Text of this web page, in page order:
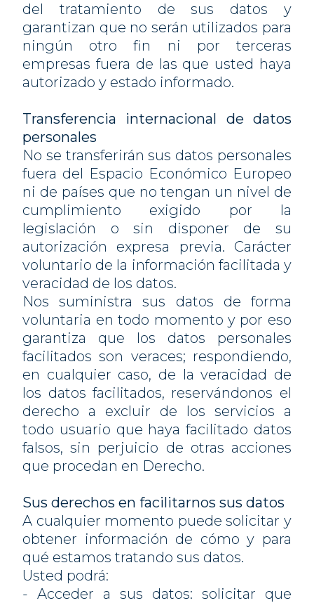
del tratamiento de sus datos y
garantizan que no serán utilizados para
ningún otro fin ni por terceras
empresas fuera de las que usted haya
autorizado y estado informado.
Transferencia internacional de datos
personales
No se transferirán sus datos personales
fuera del Espacio Económico Europeo
ni de países que no tengan un nivel de
cumplimiento exigido por la
legislación o sin disponer de su
autorización expresa previa. Carácter
voluntario de la información facilitada y
veracidad de los datos.
Nos suministra sus datos de forma
voluntaria en todo momento y por eso
garantiza que los datos personales
facilitados son veraces; respondiendo,
en cualquier caso, de la veracidad de
los datos facilitados, reservándonos el
derecho a excluir de los servicios a
todo usuario que haya facilitado datos
falsos, sin perjuicio de otras acciones
que procedan en Derecho.
Sus derechos en facilitarnos sus datos
A cualquier momento puede solicitar y
obtener información de cómo y para
qué estamos tratando sus datos.
Usted podrá:
- Acceder a sus datos: solicitar que